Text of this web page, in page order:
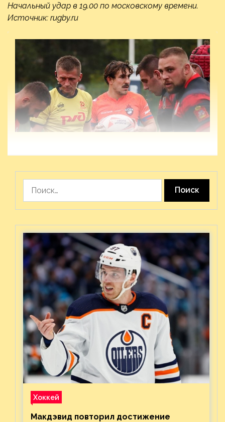
Начальный удар в 19.00 по московскому времени.
Источник: rugby.ru
Хоккей
Макдэвид повторил достижение